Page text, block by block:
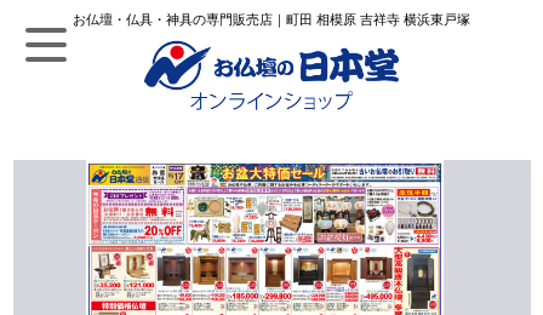
お仏壇・仏具・神具の専門販売店｜町田 相模原 吉祥寺 横浜東戸塚